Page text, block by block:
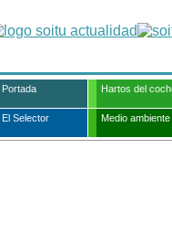
Portada Hartos del
El Selector Medio ambiente